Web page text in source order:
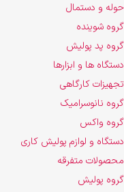
حوله و دستمال
گروه شوینده
گروه پد پولیش
دستگاه ها و ابزارها
تجهیزات کارگاهی
گروه نانوسرامیک
گروه واکس
دستگاه و لوازم پولیش کاری
محصولات متفرقه
گروه پولیش